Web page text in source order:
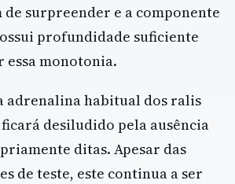
de surpreender e a componente
profundidade suficiente
essa monotonia.
adrenalina habitual dos ralis
desiludido pela ausência
ditas. Apesar das
de teste, este continua a ser